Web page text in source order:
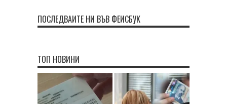
ПОСЛЕДВАЙТЕ НИ ВЪВ ФЕЙСБУК
ТОП НОВИНИ